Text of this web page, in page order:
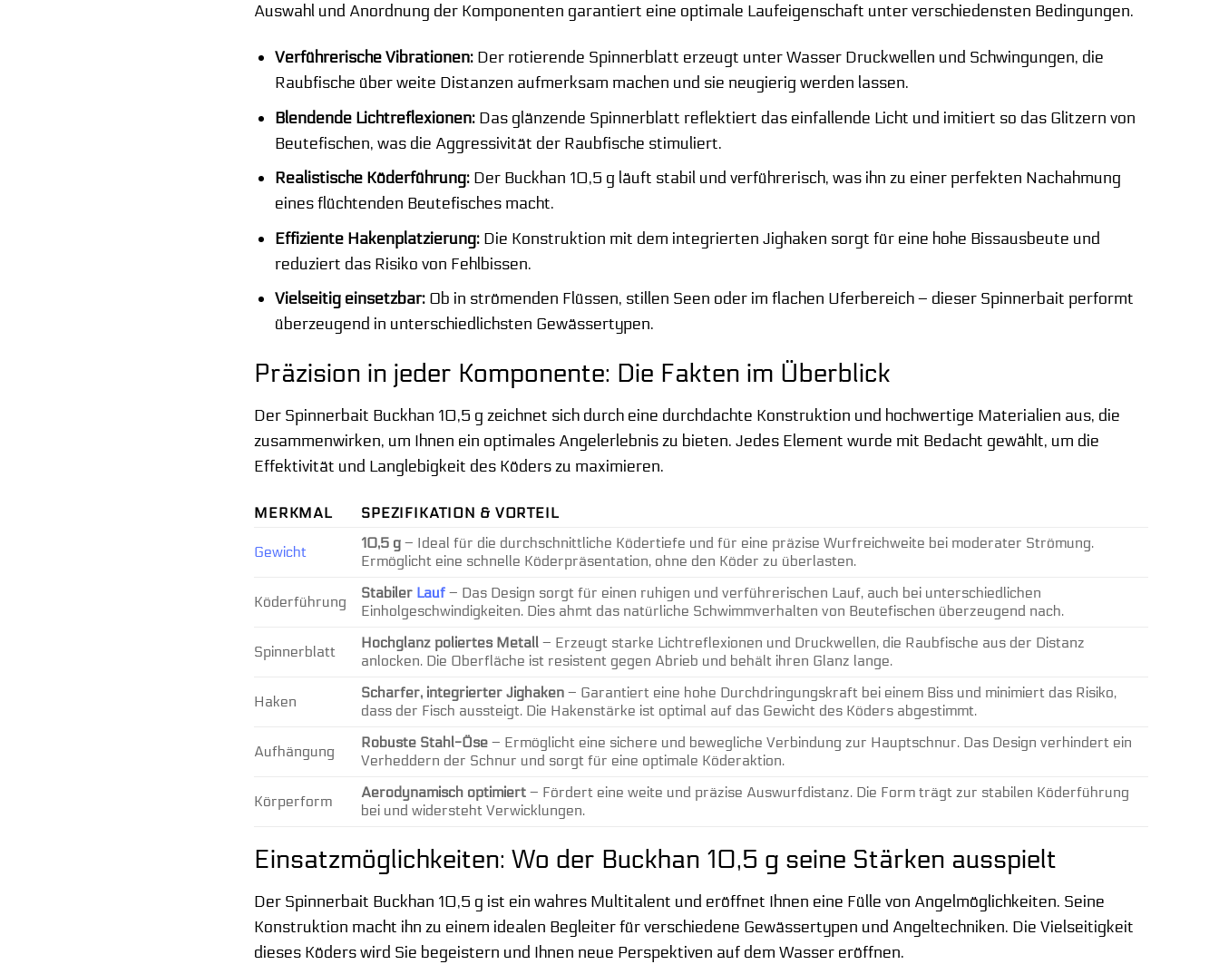
Auswahl und Anordnung der Komponenten garantiert eine optimale Laufeigenschaft unter verschiedensten Bedingungen.
Verführerische Vibrationen: Der rotierende Spinnerblatt erzeugt unter Wasser Druckwellen und Schwingungen, die
Raubfische über weite Distanzen aufmerksam machen und sie neugierig werden lassen.
Blendende Lichtreflexionen: Das glänzende Spinnerblatt reflektiert das einfallende Licht und imitiert so das Glitzern von
Beutefischen, was die Aggressivität der Raubfische stimuliert.
Realistische Köderführung: Der Buckhan 10,5 g läuft stabil und verführerisch, was ihn zu einer perfekten Nachahmung
eines flüchtenden Beutefisches macht.
Effiziente Hakenplatzierung: Die Konstruktion mit dem integrierten Jighaken sorgt für eine hohe Bissausbeute und
reduziert das Risiko von Fehlbissen.
Vielseitig einsetzbar: Ob in strömenden Flüssen, stillen Seen oder im flachen Uferbereich – dieser Spinnerbait performt
überzeugend in unterschiedlichsten Gewässertypen.
Präzision in jeder Komponente: Die Fakten im Überblick
Der Spinnerbait Buckhan 10,5 g zeichnet sich durch eine durchdachte Konstruktion und hochwertige Materialien aus, die
zusammenwirken, um Ihnen ein optimales Angelerlebnis zu bieten. Jedes Element wurde mit Bedacht gewählt, um die
Effektivität und Langlebigkeit des Köders zu maximieren.
MERKMAL SPEZIFIKATION & VORTEIL
Gewicht
10,5 g – Ideal für die durchschnittliche Ködertiefe und für eine präzise Wurfreichweite bei moderater Strömung.
Ermöglicht eine schnelle Köderpräsentation, ohne den Köder zu überlasten.
Köderführung
Stabiler Lauf – Das Design sorgt für einen ruhigen und verführerischen Lauf, auch bei unterschiedlichen
Einholgeschwindigkeiten. Dies ahmt das natürliche Schwimmverhalten von Beutefischen überzeugend nach.
Spinnerblatt
Hochglanz poliertes Metall – Erzeugt starke Lichtreflexionen und Druckwellen, die Raubfische aus der Distanz
anlocken. Die Oberfläche ist resistent gegen Abrieb und behält ihren Glanz lange.
Haken
Scharfer, integrierter Jighaken – Garantiert eine hohe Durchdringungskraft bei einem Biss und minimiert das Risiko,
dass der Fisch aussteigt. Die Hakenstärke ist optimal auf das Gewicht des Köders abgestimmt.
Aufhängung
Robuste Stahl-Öse – Ermöglicht eine sichere und bewegliche Verbindung zur Hauptschnur. Das Design verhindert ein
Verheddern der Schnur und sorgt für eine optimale Köderaktion.
Körperform
Aerodynamisch optimiert – Fördert eine weite und präzise Auswurfdistanz. Die Form trägt zur stabilen Köderführung
bei und widersteht Verwicklungen.
Einsatzmöglichkeiten: Wo der Buckhan 10,5 g seine Stärken ausspielt
Der Spinnerbait Buckhan 10,5 g ist ein wahres Multitalent und eröffnet Ihnen eine Fülle von Angelmöglichkeiten. Seine
Konstruktion macht ihn zu einem idealen Begleiter für verschiedene Gewässertypen und Angeltechniken. Die Vielseitigkeit
dieses Köders wird Sie begeistern und Ihnen neue Perspektiven auf dem Wasser eröffnen.